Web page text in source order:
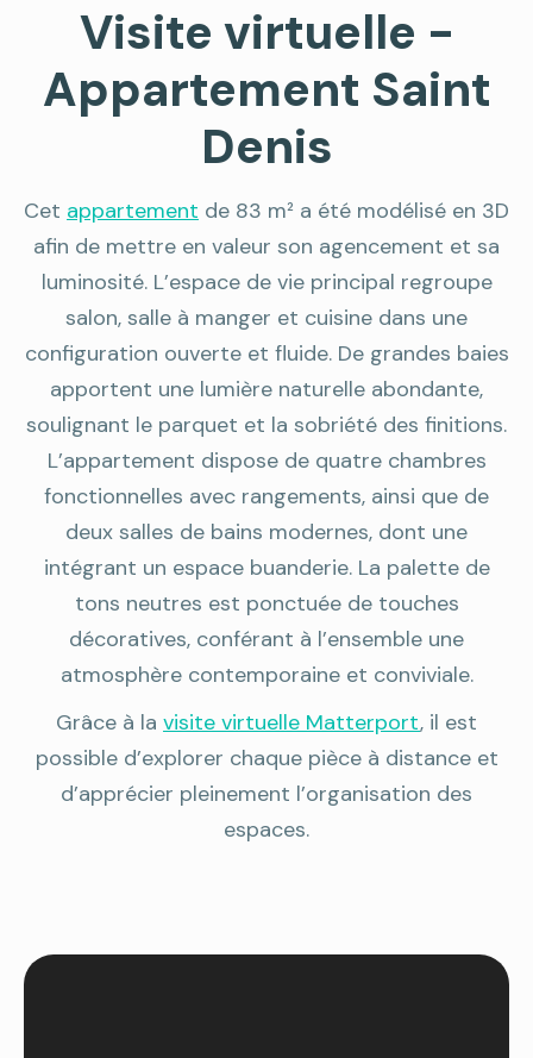
Visite virtuelle -
Appartement Saint
Denis
Cet appartement de 83 m² a été modélisé en 3D
afin de mettre en valeur son agencement et sa
luminosité. L’espace de vie principal regroupe
salon, salle à manger et cuisine dans une
configuration ouverte et fluide. De grandes baies
apportent une lumière naturelle abondante,
soulignant le parquet et la sobriété des finitions.
L’appartement dispose de quatre chambres
fonctionnelles avec rangements, ainsi que de
deux salles de bains modernes, dont une
intégrant un espace buanderie. La palette de
tons neutres est ponctuée de touches
décoratives, conférant à l’ensemble une
atmosphère contemporaine et conviviale.
Grâce à la visite virtuelle Matterport, il est
possible d’explorer chaque pièce à distance et
d’apprécier pleinement l’organisation des
espaces.